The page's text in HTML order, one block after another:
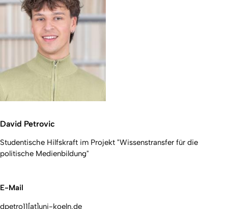
David Petrovic
Studentische Hilfskraft im Projekt "Wissenstransfer für die
politische Medienbildung"
E-Mail
dpetro11[at]uni-koeln.de